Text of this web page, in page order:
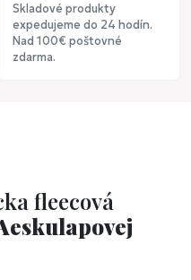
Skladové produkty
expedujeme do 24 hodín.
Nad 100€ poštovné
zdarma.
fleecová